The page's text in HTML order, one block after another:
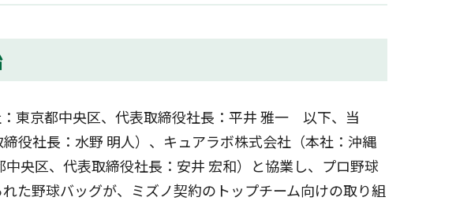
東京都中央区、代表取締役社長：平井 雅一 以下、当
役社長：水野 明人）、キュアラボ株式会社（本社：沖縄
央区、代表取締役社長：安井 宏和）と協業し、プロ野球
た野球バッグが、ミズノ契約のトップチーム向けの取り組